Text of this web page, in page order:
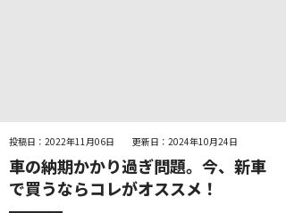
投稿日：2022年11月06日 更新日：2024年10月24日
車の納期かかり過ぎ問題。今、新車
で買うならコレがオススメ！